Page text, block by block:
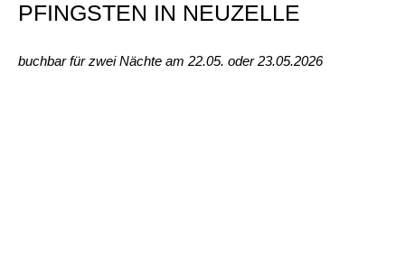
PFINGSTEN IN NEUZELLE
buchbar für zwei Nächte am 22.05. oder 23.05.2026